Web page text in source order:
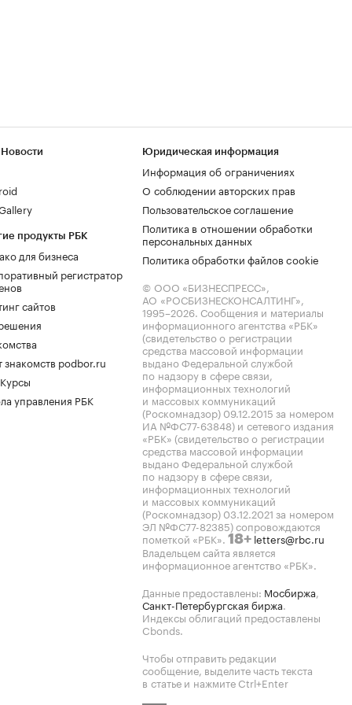
продукты РБК
для бизнеса
регистратор
сайтов
знакомств podbor.ru
управления РБК
Юридическая информация
Информация об ограничениях
О соблюдении авторских прав
Пользовательское соглашение
Политика в отношении обработки
персональных данных
Политика обработки файлов cookie
© ООО «БИЗНЕСПРЕСС»,
АО «РОСБИЗНЕСКОНСАЛТИНГ»,
1995–2026. Сообщения и материалы
информационного агентства «РБК»
(свидетельство о регистрации
средства массовой информации
выдано Федеральной службой
по надзору в сфере связи,
информационных технологий
и массовых коммуникаций
(Роскомнадзор) 09.12.2015 за номером
ИА №ФС77-63848) и сетевого издания
«РБК» (свидетельство о регистрации
средства массовой информации
выдано Федеральной службой
по надзору в сфере связи,
информационных технологий
и массовых коммуникаций
(Роскомнадзор) 03.12.2021 за номером
ЭЛ №ФС77-82385) сопровождаются
пометкой «РБК». 18+ letters@rbc.ru
Владельцем сайта является
информационное агентство «РБК».
Данные предоставлены: Мосбиржа,
Санкт-Петербургская биржа.
Индексы облигаций предоставлены
Cbonds.
Чтобы отправить редакции
сообщение, выделите часть текста
в статье и нажмите Ctrl+Enter